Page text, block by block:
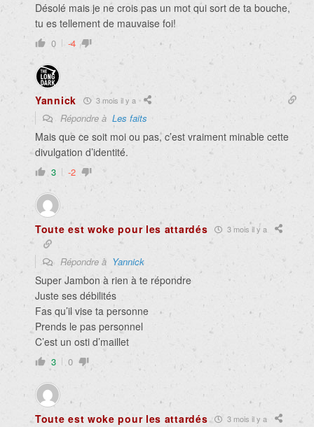
Désolé mais je ne crois pas un mot qui sort de ta bouche,
tu es tellement de mauvaise foi!
0 -4
Yannick 3 mois il y a
Répondre à Les faits
Mais que ce soit moi ou pas, c’est vraiment minable cette
divulgation d’identité.
3 -2
Toute est woke pour les attardés 3 mois il y a
Répondre à Yannick
Super Jambon à rien à te répondre
Juste ses débilités
Fas qu’il vise ta personne
Prends le pas personnel
C’est un osti d’maillet
3 0
Toute est woke pour les attardés 3 mois il y a